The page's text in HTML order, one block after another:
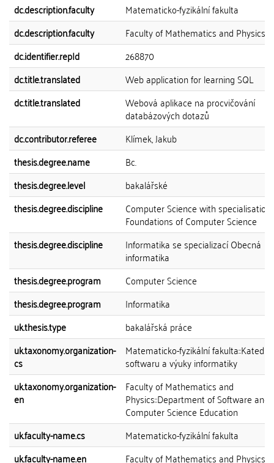
dc.description.faculty
Matematicko-fyzikální fakulta
dc.description.faculty
Faculty of Mathematics and Physics
dc.identifier.repId
268870
dc.title.translated
Web application for learning SQL
dc.title.translated
Webová aplikace na procvičování
databázových dotazů
dc.contributor.referee
Klímek, Jakub
thesis.degree.name
Bc.
thesis.degree.level
bakalářské
thesis.degree.discipline
Computer Science with specialisation
Foundations of Computer Science
thesis.degree.discipline
Informatika se specializací Obecná
informatika
thesis.degree.program
Computer Science
thesis.degree.program
Informatika
uk.thesis.type
bakalářská práce
uk.taxonomy.organization-
cs
Matematicko-fyzikální fakulta::Katedra
softwaru a výuky informatiky
uk.taxonomy.organization-
en
Faculty of Mathematics and
Physics::Department of Software and
Computer Science Education
uk.faculty-name.cs
Matematicko-fyzikální fakulta
uk.faculty-name.en
Faculty of Mathematics and Physics